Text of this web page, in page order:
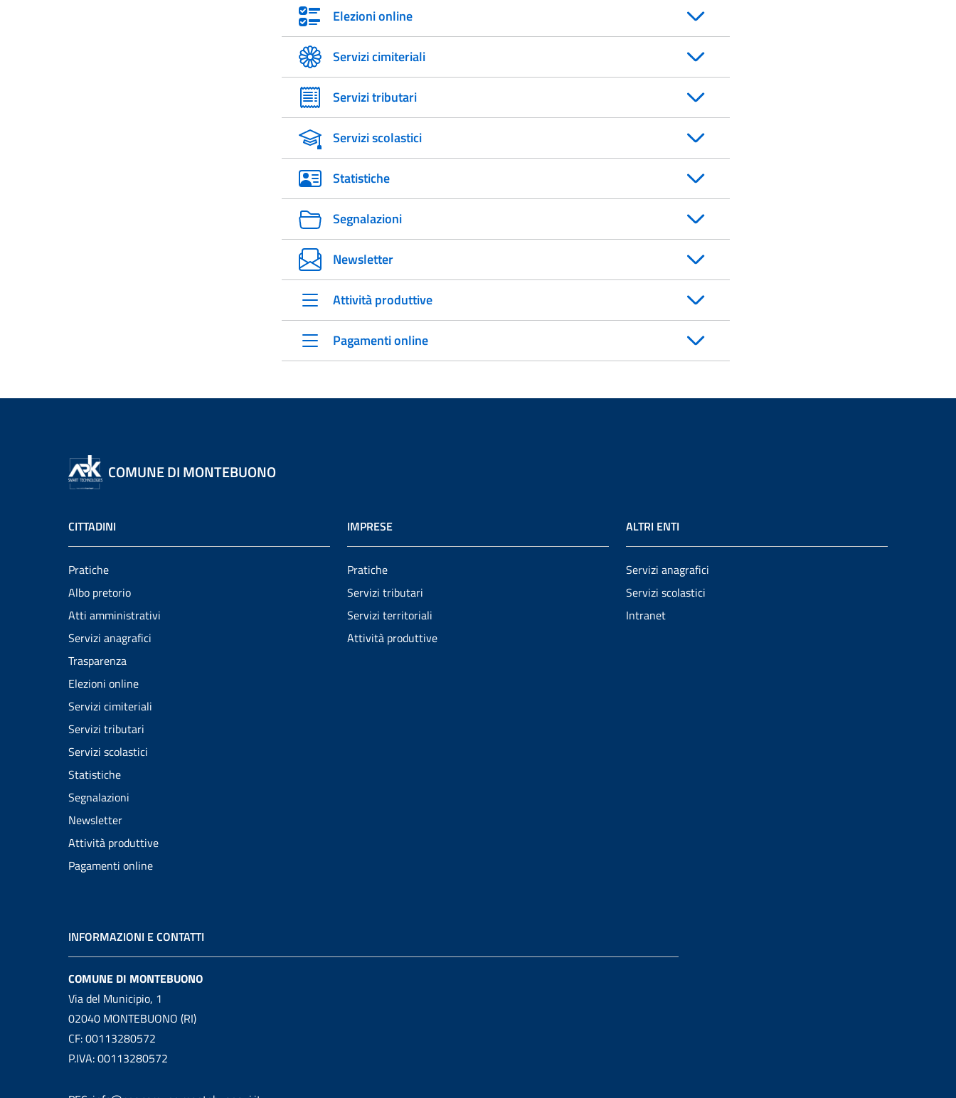
Elezioni online
Servizi cimiteriali
Servizi tributari
Servizi scolastici
Statistiche
Segnalazioni
Newsletter
Attività produttive
Pagamenti online
COMUNE DI MONTEBUONO
CITTADINI
Pratiche
Albo pretorio
Atti amministrativi
Servizi anagrafici
Trasparenza
Elezioni online
Servizi cimiteriali
Servizi tributari
Servizi scolastici
Statistiche
Segnalazioni
Newsletter
Attività produttive
Pagamenti online
IMPRESE
Pratiche
Servizi tributari
Servizi territoriali
Attività produttive
ALTRI ENTI
Servizi anagrafici
Servizi scolastici
Intranet
INFORMAZIONI E CONTATTI
COMUNE DI MONTEBUONO
Via del Municipio, 1
02040 MONTEBUONO (RI)
CF: 00113280572
P.IVA: 00113280572